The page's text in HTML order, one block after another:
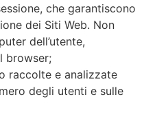
che garantiscono
dei Siti Web. Non
dell’utente,
browser;
raccolte e analizzate
degli utenti e sulle